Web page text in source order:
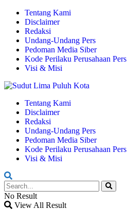
Tentang Kami
Disclaimer
Redaksi
Undang-Undang Pers
Pedoman Media Siber
Kode Perilaku Perusahaan Pers
Visi & Misi
Tentang Kami
Disclaimer
Redaksi
Undang-Undang Pers
Pedoman Media Siber
Kode Perilaku Perusahaan Pers
Visi & Misi
No Result
View All Result